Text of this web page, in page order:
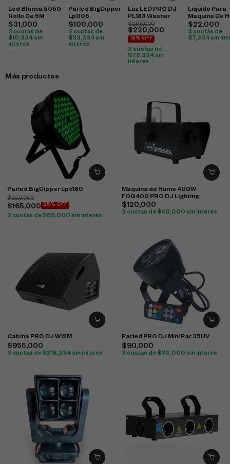
Led Blanca 5050
Rollo De 5M
$31,000
3 cuotas de
$10,334 sin
interés
Parled BigDipper
Lp005
$100,000
3 cuotas de
$33,334sin
interés
Luz LED PRO DJ
PL183 Washer
$268,000
$220,000
18% OFF
3 cuotas de
$ 73,334 sin
interés
Liquido Para
Maquina De
1 Litro
$22,000
3 cuotas de
$7,334sin
Más productos
Parled BigDipper Lpc180
$220,000
$165,000 25% OFF
3 cuotas de $55,000 sin interés
Máquina de Humo 400W
FOG400 PRO DJ Lighting
$120,000
3 cuotas de $40,000 sin interés
Cabina PRO DJ W12M
$955,000
3 cuotas de $318,334 sin interés
Parled PRO DJ Mini Par 35UV
$90,000
3 cuotas de $30,000 sin interés